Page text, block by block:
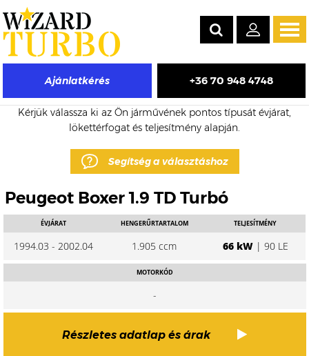
Ajánlatkérés +36 70 948 4748
Peugeot Boxer eladó turbó árak
Kérjük válassza ki az Ön járművének pontos típusát évjárat,
lökettérfogat és teljesítmény alapján.
Segítség a választáshoz
Peugeot Boxer 1.9 TD Turbó
ÉVJÁRAT
1994.03 - 2002.04
HENGERŰRTARTALOM
1.905 ccm
TELJESÍTMÉNY
66 kW| 90 LE
MOTORKÓD
-
Részletes adatlap és árak